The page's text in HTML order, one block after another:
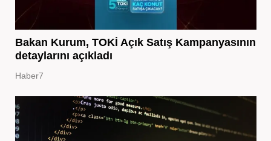
Bakan Kurum, TOKİ Açık Satış Kampanyasının
detaylarını açıkladı
Haber7